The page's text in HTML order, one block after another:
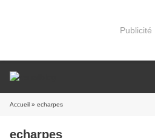
Publicité
Accueil » echarpes
echarpes